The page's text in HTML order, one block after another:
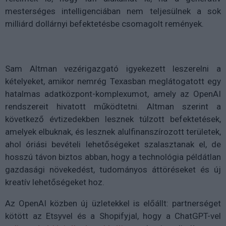
mesterséges intelligenciában nem teljesülnek a sok
milliárd dollárnyi befektetésbe csomagolt remények.
Sam Altman vezérigazgató igyekezett leszerelni a
kételyeket, amikor nemrég Texasban meglátogatott egy
hatalmas adatközpont-komplexumot, amely az OpenAI
rendszereit hivatott működtetni. Altman szerint a
következő évtizedekben lesznek túlzott befektetések,
amelyek elbuknak, és lesznek alulfinanszírozott területek,
ahol óriási bevételi lehetőségeket szalasztanak el, de
hosszú távon biztos abban, hogy a technológia példátlan
gazdasági növekedést, tudományos áttöréseket és új
kreatív lehetőségeket hoz.
Az OpenAI közben új üzletekkel is előállt: partnerséget
kötött az Etsyvel és a Shopifyjal, hogy a ChatGPT-vel